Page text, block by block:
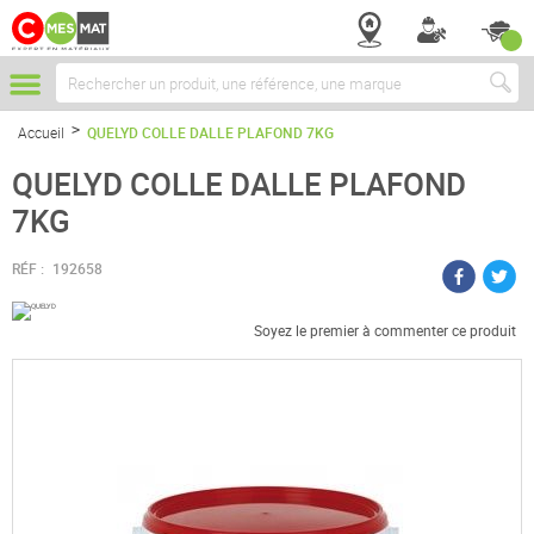
Chercher
Accueil QUELYD COLLE DALLE PLAFOND 7KG
QUELYD COLLE DALLE PLAFOND
7KG
RÉF : 192658
Soyez le premier à commenter ce produit
Passer